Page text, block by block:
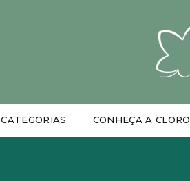
CATEGORIAS CONHEÇA A